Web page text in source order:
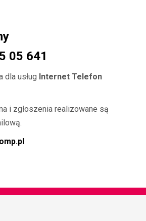
05 641
dla usług Internet Telefon
i zgłoszenia realizowane są